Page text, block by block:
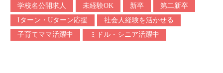
学校名公開求人
未経験OK 新卒
第二新卒
Iターン・Uターン応援
社会人経験を活かせる
子育てママ活躍中
ミドル・シニア活躍中